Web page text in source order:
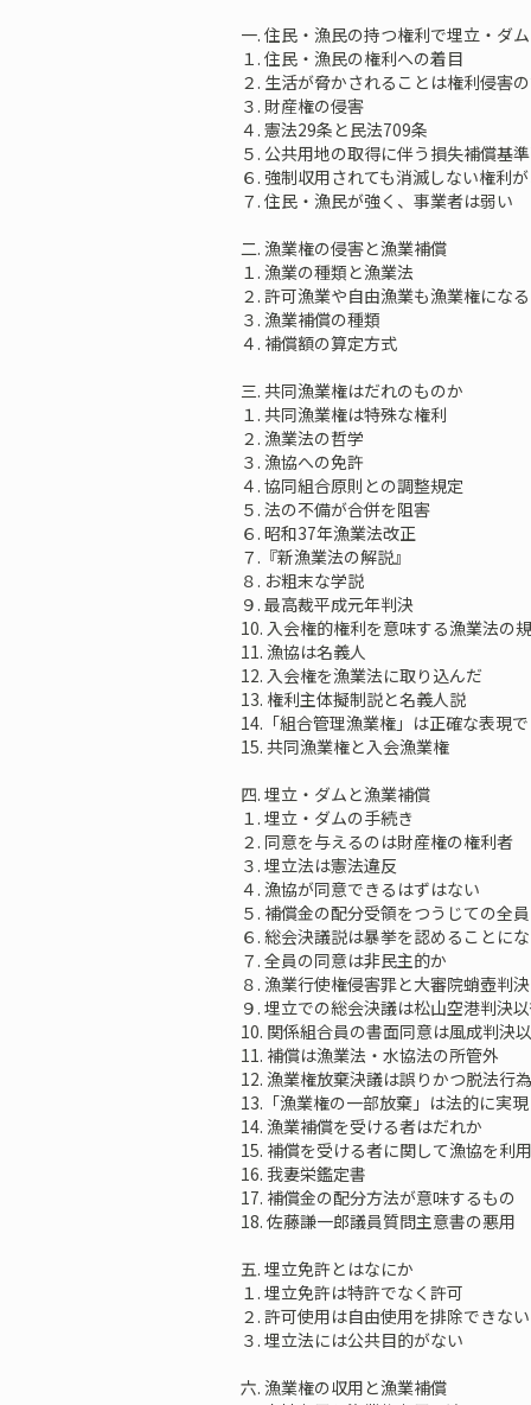
一. 住民・漁民の持つ権利で埋立・ダ
１. 住民・漁民の権利への着目
２. 生活が脅かされることは権利侵害
３. 財産権の侵害
４. 憲法29条と民法709条
５. 公共用地の取得に伴う損失補償基
６. 強制収用されても消滅しない権利
７. 住民・漁民が強く、事業者は弱い
二. 漁業権の侵害と漁業補償
１. 漁業の種類と漁業法
２. 許可漁業や自由漁業も漁業権になる
３. 漁業補償の種類
４. 補償額の算定方式
三. 共同漁業権はだれのものか
１. 共同漁業権は特殊な権利
２. 漁業法の哲学
３. 漁協への免許
４. 協同組合原則との調整規定
５. 法の不備が合併を阻害
６. 昭和37年漁業法改正
７.『新漁業法の解説』
８. お粗末な学説
９. 最高裁平成元年判決
10. 入会権的権利を意味する漁業法の
11. 漁協は名義人
12. 入会権を漁業法に取り込んだ
13. 権利主体擬制説と名義人説
14.「組合管理漁業権」は正確な表現
15. 共同漁業権と入会漁業権
四. 埋立・ダムと漁業補償
１. 埋立・ダムの手続き
２. 同意を与えるのは財産権の権利者
３. 埋立法は憲法違反
４. 漁協が同意できるはずはない
５. 補償金の配分受領をつうじての全
６. 総会決議説は暴挙を認めることに
７. 全員の同意は非民主的か
８. 漁業行使権侵害罪と大審院蛸壺判決
９. 埋立での総会決議は松山空港判決
10. 関係組合員の書面同意は風成判決
11. 補償は漁業法・水協法の所管外
12. 漁業権放棄決議は誤りかつ脱法行為
13.「漁業権の一部放棄」は法的に実
14. 漁業補償を受ける者はだれか
15. 補償を受ける者に関して漁協を利用
16. 我妻栄鑑定書
17. 補償金の配分方法が意味するもの
18. 佐藤謙一郎議員質問主意書の悪用
五. 埋立免許とはなにか
１. 埋立免許は特許でなく許可
２. 許可使用は自由使用を排除できない
３. 埋立法には公共目的がない
六. 漁業権の収用と漁業補償